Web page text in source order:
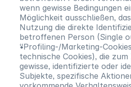
wenn gewisse Bedingungen
Möglichkeit ausschließen,
Nutzung die direkte
betroffenen Person (Single
“Profiling-/Marketing-
technische Cookies), die
gewisse, identifizierte oder
Subjekte, spezifische